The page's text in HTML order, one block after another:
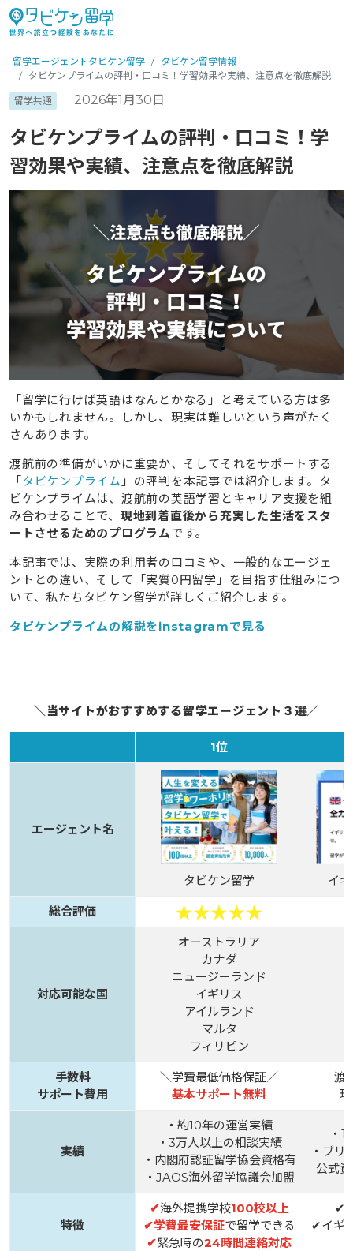
留学エージェントタビケン留学
タビケン留学情報
タビケンプライムの評判・口コミ！学習効果や実績、注意点を徹底解説
留学共通 2026年1月30日
タビケンプライムの評判・口コミ！学
習効果や実績、注意点を徹底解説
「留学に行けば英語はなんとかなる」と考えている方は多
いかもしれません。しかし、現実は難しいという声がたく
さんあります。
渡航前の準備がいかに重要か、そしてそれをサポートする
「タビケンプライム 」の評判を本記事では紹介します。タ
ビケンプライムは、渡航前の英語学習とキャリア支援を組
み合わせることで、 現地到着直後から充実した生活をスタ
ートさせるためのプログラムです。
本記事では、実際の利用者の口コミや、一般的なエージェ
ントとの違い、そして「実質0円留学」を目指す仕組みにつ
いて、私たちタビケン留学が詳しくご紹介します。
タビケンプライムの解説をinstagramで見る
＼当サイトがおすすめする留学エージェント３選／
1位
エージェント名
タビケン留学 イ
総合評価
対応可能な国
オーストラリア
カナダ
ニュージーランド
イギリス
アイルランド
マルタ
フィリピン
手数料
サポート費用
＼学費最低価格保証／
基本サポート無料
渡
実績
・約10年の運営実績
・3万人以上の相談実績
・内閣府認証留学協会資格有
・JAOS海外留学協議会加盟
・
・ブリ
公式
特徴
✔海外提携学校100校以上
✔学費最安保証で留学できる
✔緊急時の24時間連絡対応
✔
✔イギ